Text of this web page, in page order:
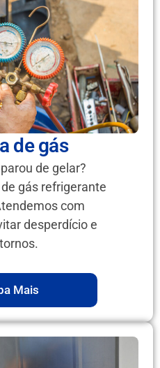
de gás
de gelar?
gás refrigerante
com
desperdício e
Mais